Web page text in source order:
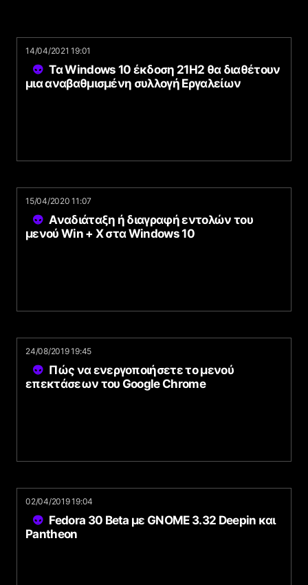
14/04/2021 19:01
Τα Windows 10 έκδοση 21H2 θα διαθέτουν
μια αναβαθμισμένη συλλογή Εργαλείων
15/04/2020 11:07
Αναδιάταξη ή διαγραφή εντολών του
μενού Win + X στα Windows 10
24/08/2019 19:45
Πώς να ενεργοποιήσετε το μενού
επεκτάσεων του Google Chrome
02/04/2019 19:04
Fedora 30 Beta με GNOME 3.32 Deepin και
Pantheon